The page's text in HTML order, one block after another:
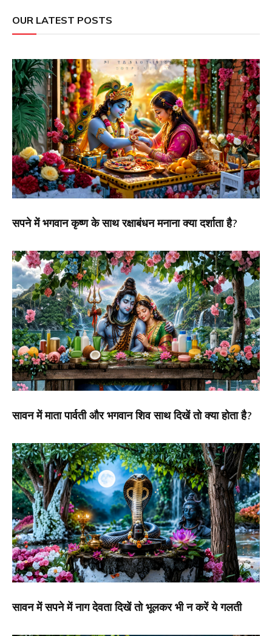
OUR LATEST POSTS
सपने में भगवान कृष्ण के साथ रक्षाबंधन मनाना क्या दर्शाता है?
सावन में माता पार्वती और भगवान शिव साथ दिखें तो क्या होता है?
सावन में सपने में नाग देवता दिखें तो भूलकर भी न करें ये गलती